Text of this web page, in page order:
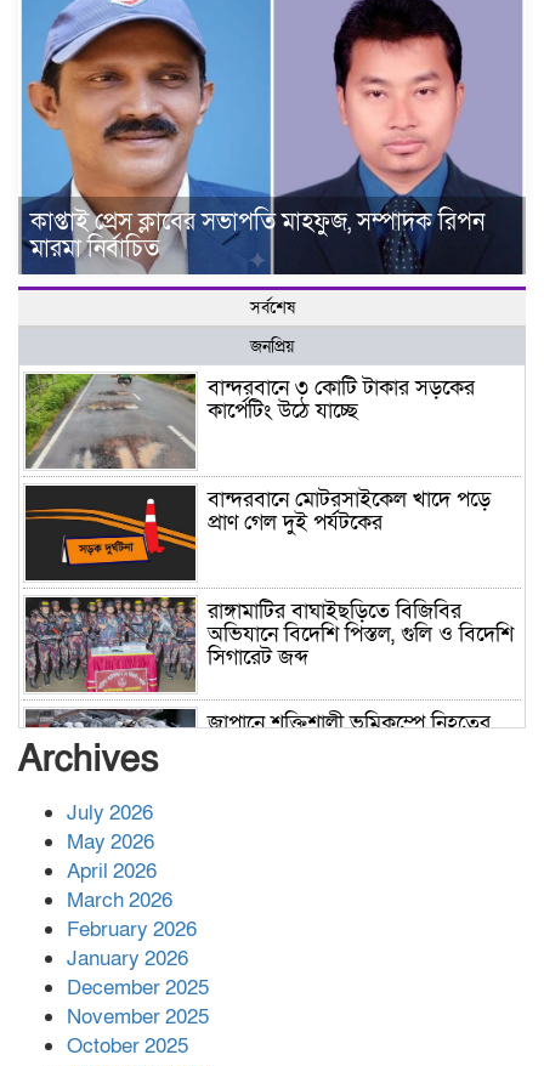
কাপ্তাই প্রেস ক্লাবের সভাপতি মাহফুজ, সম্পাদক রিপন
মারমা নির্বাচিত
সর্বশেষ
জনপ্রিয়
বান্দরবানে ৩ কোটি টাকার সড়কের
কার্পেটিং উঠে যাচ্ছে
বান্দরবানে মোটরসাইকেল খাদে পড়ে
প্রাণ গেল দুই পর্যটকের
রাঙ্গামাটির বাঘাইছড়িতে বিজিবির
অভিযানে বিদেশি পিস্তল, গুলি ও বিদেশি
সিগারেট জব্দ
জাপানে শক্তিশালী ভূমিকম্পে নিহতের
Archives
July 2026
May 2026
April 2026
March 2026
February 2026
January 2026
December 2025
November 2025
October 2025